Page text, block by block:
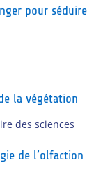
pour séduire
la végétation
des sciences
de l’olfaction